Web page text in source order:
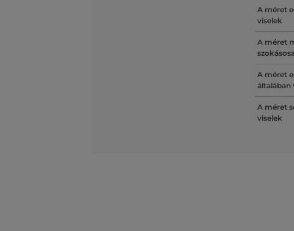
A méret
viselek
A méret
A méret
általában
A méret
viselek